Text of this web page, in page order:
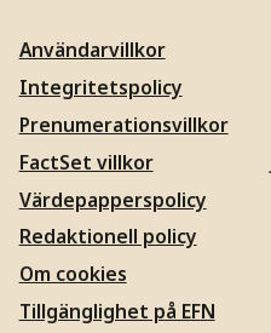
Användarvillkor
Integritetspolicy
Prenumerationsvillkor
FactSet villkor
Värdepapperspolicy
Redaktionell policy
Om cookies
Tillgänglighet på EFN